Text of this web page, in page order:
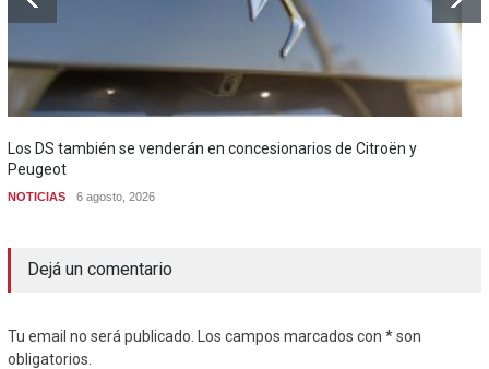
Los DS también se venderán en concesionarios de Citroën y
Peugeot
NOTICIAS 6 agosto, 2026
Dejá un comentario
Tu email no será publicado. Los campos marcados con * son
obligatorios.